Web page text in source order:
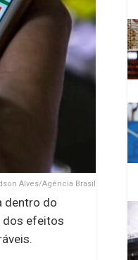
Alves/Agência Brasil
dentro do
dos efeitos